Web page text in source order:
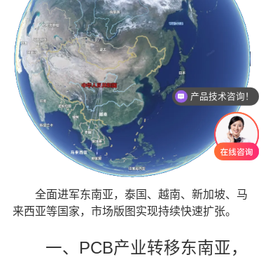
全面进军东南亚，泰国、越南、新加坡、马
来西亚等国家，市场版图实现持续快速扩张。
一、PCB产业转移东南亚，
产品技术咨询！